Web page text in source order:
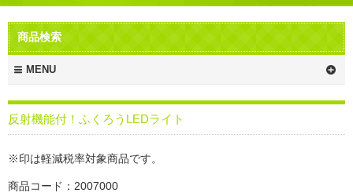
2026/04/03【2026年版】ゴルフコンペ景品 3000円未満［2000円～
2999円編］もらってうれしい人気ラ…
2026/02/16
新しました！
商品検索
MENU
反射機能付！ふくろうLEDライト
※印は軽減税率対象商品です。
商品コード：2007000